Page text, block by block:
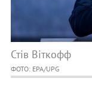
Стів Віткофф
ФОТО: EPA/UPG